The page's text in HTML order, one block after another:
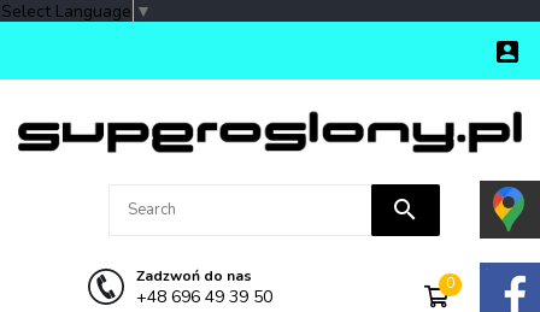
Select Language ▼

search
Zadzwoń do nas
+48 696 49 39 50
0